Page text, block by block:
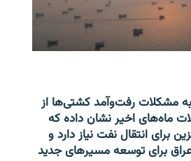
به مشکلات رفت‌وآمد کشتی‌ها از
ماه‌های اخیر نشان داده که
برای انتقال نفت نیاز دارد و
برای توسعه مسیرهای جدید